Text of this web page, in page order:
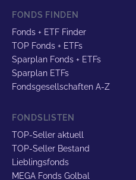
FONDS FINDEN
Fonds + ETF Finder
TOP Fonds + ETFs
Sparplan Fonds + ETFs
Sparplan ETFs
Fondsgesellschaften A-Z
FONDSLISTEN
TOP-Seller aktuell
TOP-Seller Bestand
Lieblingsfonds
MEGA Fonds Golbal